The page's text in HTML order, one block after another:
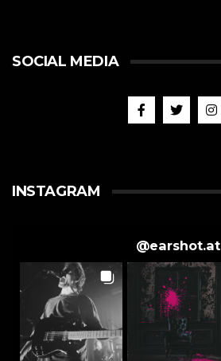
SOCIAL MEDIA
INSTAGRAM
@earshot.at